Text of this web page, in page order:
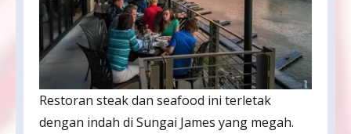
Restoran steak dan seafood ini terletak
dengan indah di Sungai James yang megah.